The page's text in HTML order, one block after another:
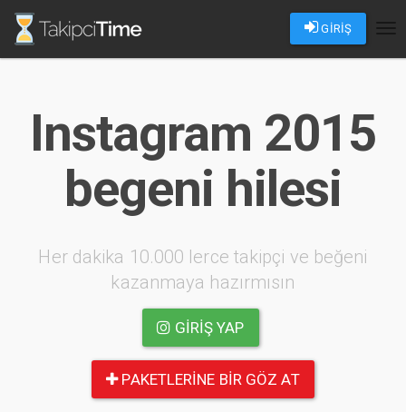
GİRİŞ
Instagram 2015
begeni hilesi
Her dakika 10.000 lerce takipçi ve beğeni
kazanmaya hazırmısın
GIRIŞ YAP
PAKETLERINE BIR GÖZ AT